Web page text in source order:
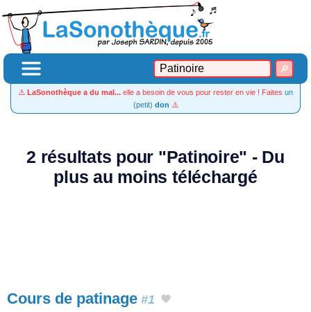
⚠️ LaSonothèque a du mal... elle a besoin de vous pour rester en vie ! Faites un
(petit) don ⚠️
2 résultats pour "Patinoire" - Du
plus au moins téléchargé
Cours de patinage #1